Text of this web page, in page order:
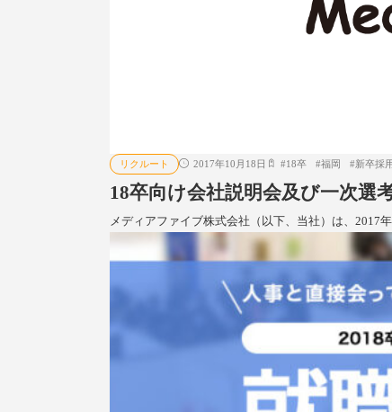
リクルート 2017年10月18日 #18卒 #福岡 #新卒採
18卒向け会社説明会及び一次選
メディアファイブ株式会社（以下、当社）は、2017